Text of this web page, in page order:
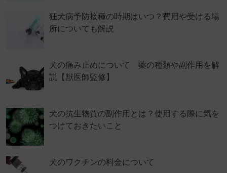
狂犬病予防接種の時期はいつ？費用や受ける場
所についても解説
犬の痛み止めについて 薬の種類や副作用を解
説【獣医師監修】
犬の抗生物質の副作用とは？使用する際に気を
つけておきたいこと
犬のワクチンの料金について